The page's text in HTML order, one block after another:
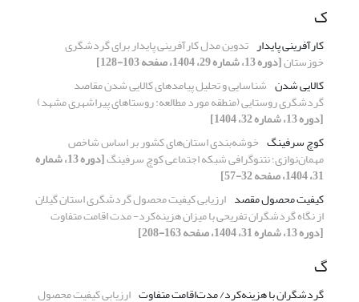
ک
کارآفرینی پایدار تدوین مدل کارآفرینی پایدار برای گردشگری
خوزستان[دوره 13، شماره 29، 1404، صفحه 103-128]
کالایی شدن شناسایی و تحلیل پیامد‌های کالایی شدن مقاصد
گردشگری روستایی (منطقه مورد مطالعه: روستاهای پیراشهری مشهد)
[دوره 13، شماره 32، 1404]
کوچ سرفینگ خوشه‌بندی استان‌های کشور بر اساس شاخص
مهمان‌نوازی؛ نتنوگرافی شبکه اجتماعی کوچ سرفینگ [دوره 13، شماره
31، 1404، صفحه 32-57]
کیفیت محصول مقصد ارزیابی کیفیت محصول گردشگری استان گیلان
از نگاه گردشگران تفریحی با میزان هزینه‌کرد- مدت اقامت متفاوت
[دوره 13، شماره 31، 1404، صفحه 163-208]
گ
گردشگران با هزینه‌کرد/ مدت‌اقامت متفاوت ارزیابی کیفیت محصول